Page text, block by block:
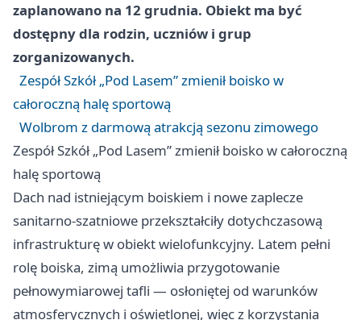
zaplanowano na 12 grudnia. Obiekt ma być
dostępny dla rodzin, uczniów i grup
zorganizowanych.
Zespół Szkół „Pod Lasem” zmienił boisko w
całoroczną halę sportową
Wolbrom z darmową atrakcją sezonu zimowego
Zespół Szkół „Pod Lasem” zmienił boisko w całoroczną
halę sportową
Dach nad istniejącym boiskiem i nowe zaplecze
sanitarno-szatniowe przekształciły dotychczasową
infrastrukturę w obiekt wielofunkcyjny. Latem pełni
rolę boiska, zimą umożliwia przygotowanie
pełnowymiarowej tafli — osłoniętej od warunków
atmosferycznych i oświetlonej, więc z korzystania